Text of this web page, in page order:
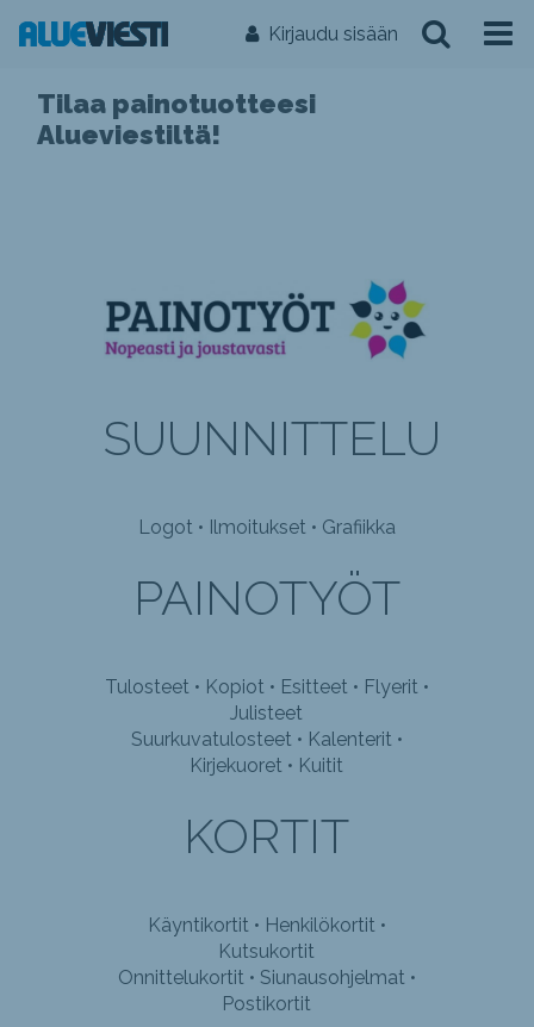
Kirjaudu sisään
Tilaa painotuotteesi
Alueviestiltä!
SUUNNITTELU
Logot • Ilmoitukset • Grafiikka
PAINOTYÖT
Tulosteet • Kopiot • Esitteet • Flyerit •
Julisteet
Suurkuvatulosteet • Kalenterit •
Kirjekuoret • Kuitit
KORTIT
Käyntikortit • Henkilökortit •
Kutsukortit
Onnittelukortit • Siunausohjelmat •
Postikortit